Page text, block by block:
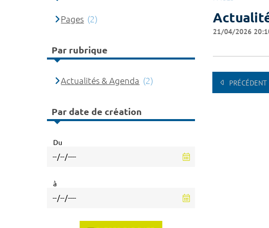
21/04/2026
PRÉCÉDENT
Pages (2)
Par rubrique
Actualités & Agenda (2)
Par date de création
Du
à